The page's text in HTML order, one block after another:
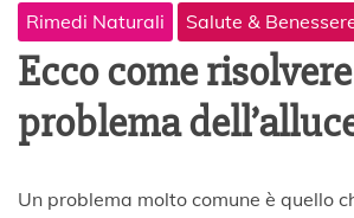
Rimedi Naturali Salute &
Ecco come
problema
1Un problema molto comune è quello